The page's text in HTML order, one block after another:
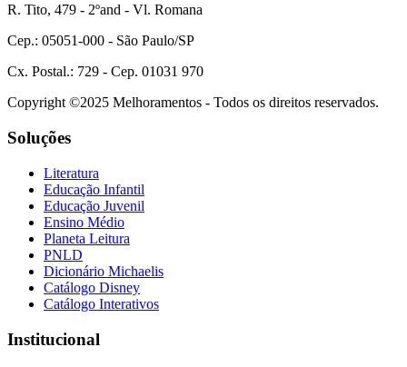
R. Tito, 479 - 2ºand - Vl. Romana
Cep.: 05051-000 - São Paulo/SP
Cx. Postal.: 729 - Cep. 01031 970
Copyright ©2025 Melhoramentos - Todos os direitos reservados.
Soluções
Literatura
Educação Infantil
Educação Juvenil
Ensino Médio
Planeta Leitura
PNLD
Dicionário Michaelis
Catálogo Disney
Catálogo Interativos
Institucional